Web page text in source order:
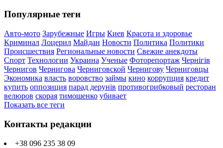
Популярные теги
Авто-мото Зарубежные Игры Киев Красота и здоровье
Криминал Лоцерил Майдан Новости Политика Политики
Происшествия Региональные новости Свежие анекдоты
Спорт Технологии Украина Ученые Фоторепортаж Чернігів
Чернигов Чернигова Черниговской Чернигову Черниговцы
Экономика власть воровство займы кино коррупция кредит
купить оппозиция парад дерунів противогрибковый ресторан
велюров скорая тимошенко убивает
Показать все теги
Контакты редакции
+38 096 235 38 09